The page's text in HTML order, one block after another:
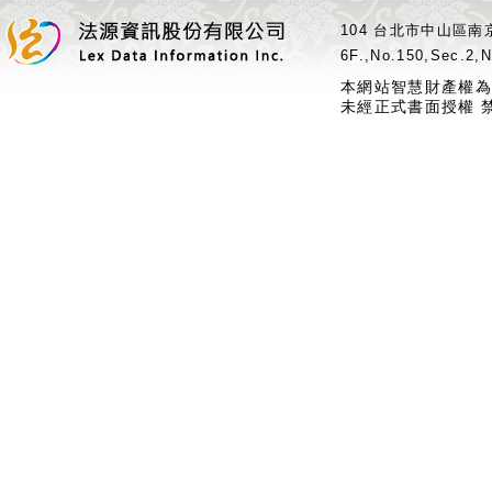
104 台北市中山區
本網站智慧財產權
未經正式書面授權